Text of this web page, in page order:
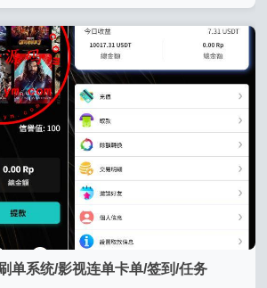
单系统/影视连单卡单/签到/任务